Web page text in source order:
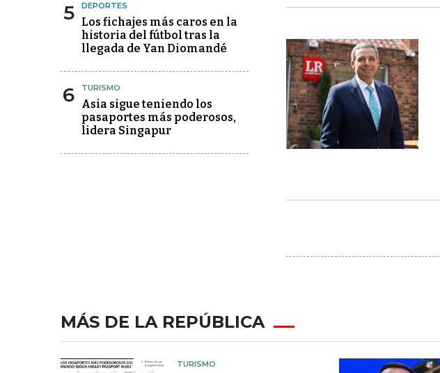
5 DEPORTES
Los fichajes más caros en la
historia del fútbol tras la
llegada de Yan Diomandé
6 TURISMO
Asia sigue teniendo los
pasaportes más poderosos,
lidera Singapur
MÁS DE LA REPÚBLICA
TURISMO